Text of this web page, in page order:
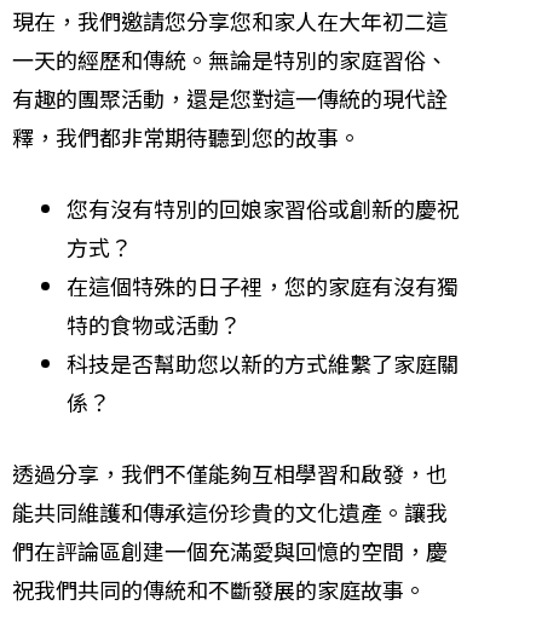
現在，我們邀請您分享您和家人在大年初二這
一天的經歷和傳統。無論是特別的家庭習俗、
有趣的團聚活動，還是您對這一傳統的現代詮
釋，我們都非常期待聽到您的故事。
您有沒有特別的回娘家習俗或創新的慶祝
方式？
在這個特殊的日子裡，您的家庭有沒有獨
特的食物或活動？
科技是否幫助您以新的方式維繫了家庭關
係？
透過分享，我們不僅能夠互相學習和啟發，也
能共同維護和傳承這份珍貴的文化遺產。讓我
們在評論區創建一個充滿愛與回憶的空間，慶
祝我們共同的傳統和不斷發展的家庭故事。